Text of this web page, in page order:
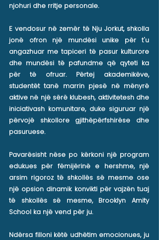
njohuri dhe rritje personale.
E vendosur në zemër të Nju Jorkut, shkolla
jonë ofron një mundësi unike për t'u
angazhuar me tapiceri të pasur kulturore
dhe mundësi të pafundme që qyteti ka
për të ofruar. Përtej akademikëve,
studentët tanë marrin pjesë në mënyrë
aktive në një sërë klubesh, aktivitetesh dhe
iniciativash komunitare, duke siguruar një
përvojë shkollore gjithëpërfshirëse dhe
pasuruese.
Pavarësisht nëse po kërkoni një program
edukues për fëmijërinë e hershme, një
arsim rigoroz të shkollës së mesme ose
një opsion dinamik konvikti për vajzën tuaj
të shkollës së mesme, Brooklyn Amity
School ka një vend për ju.
Ndërsa filloni këtë udhëtim emocionues, ju